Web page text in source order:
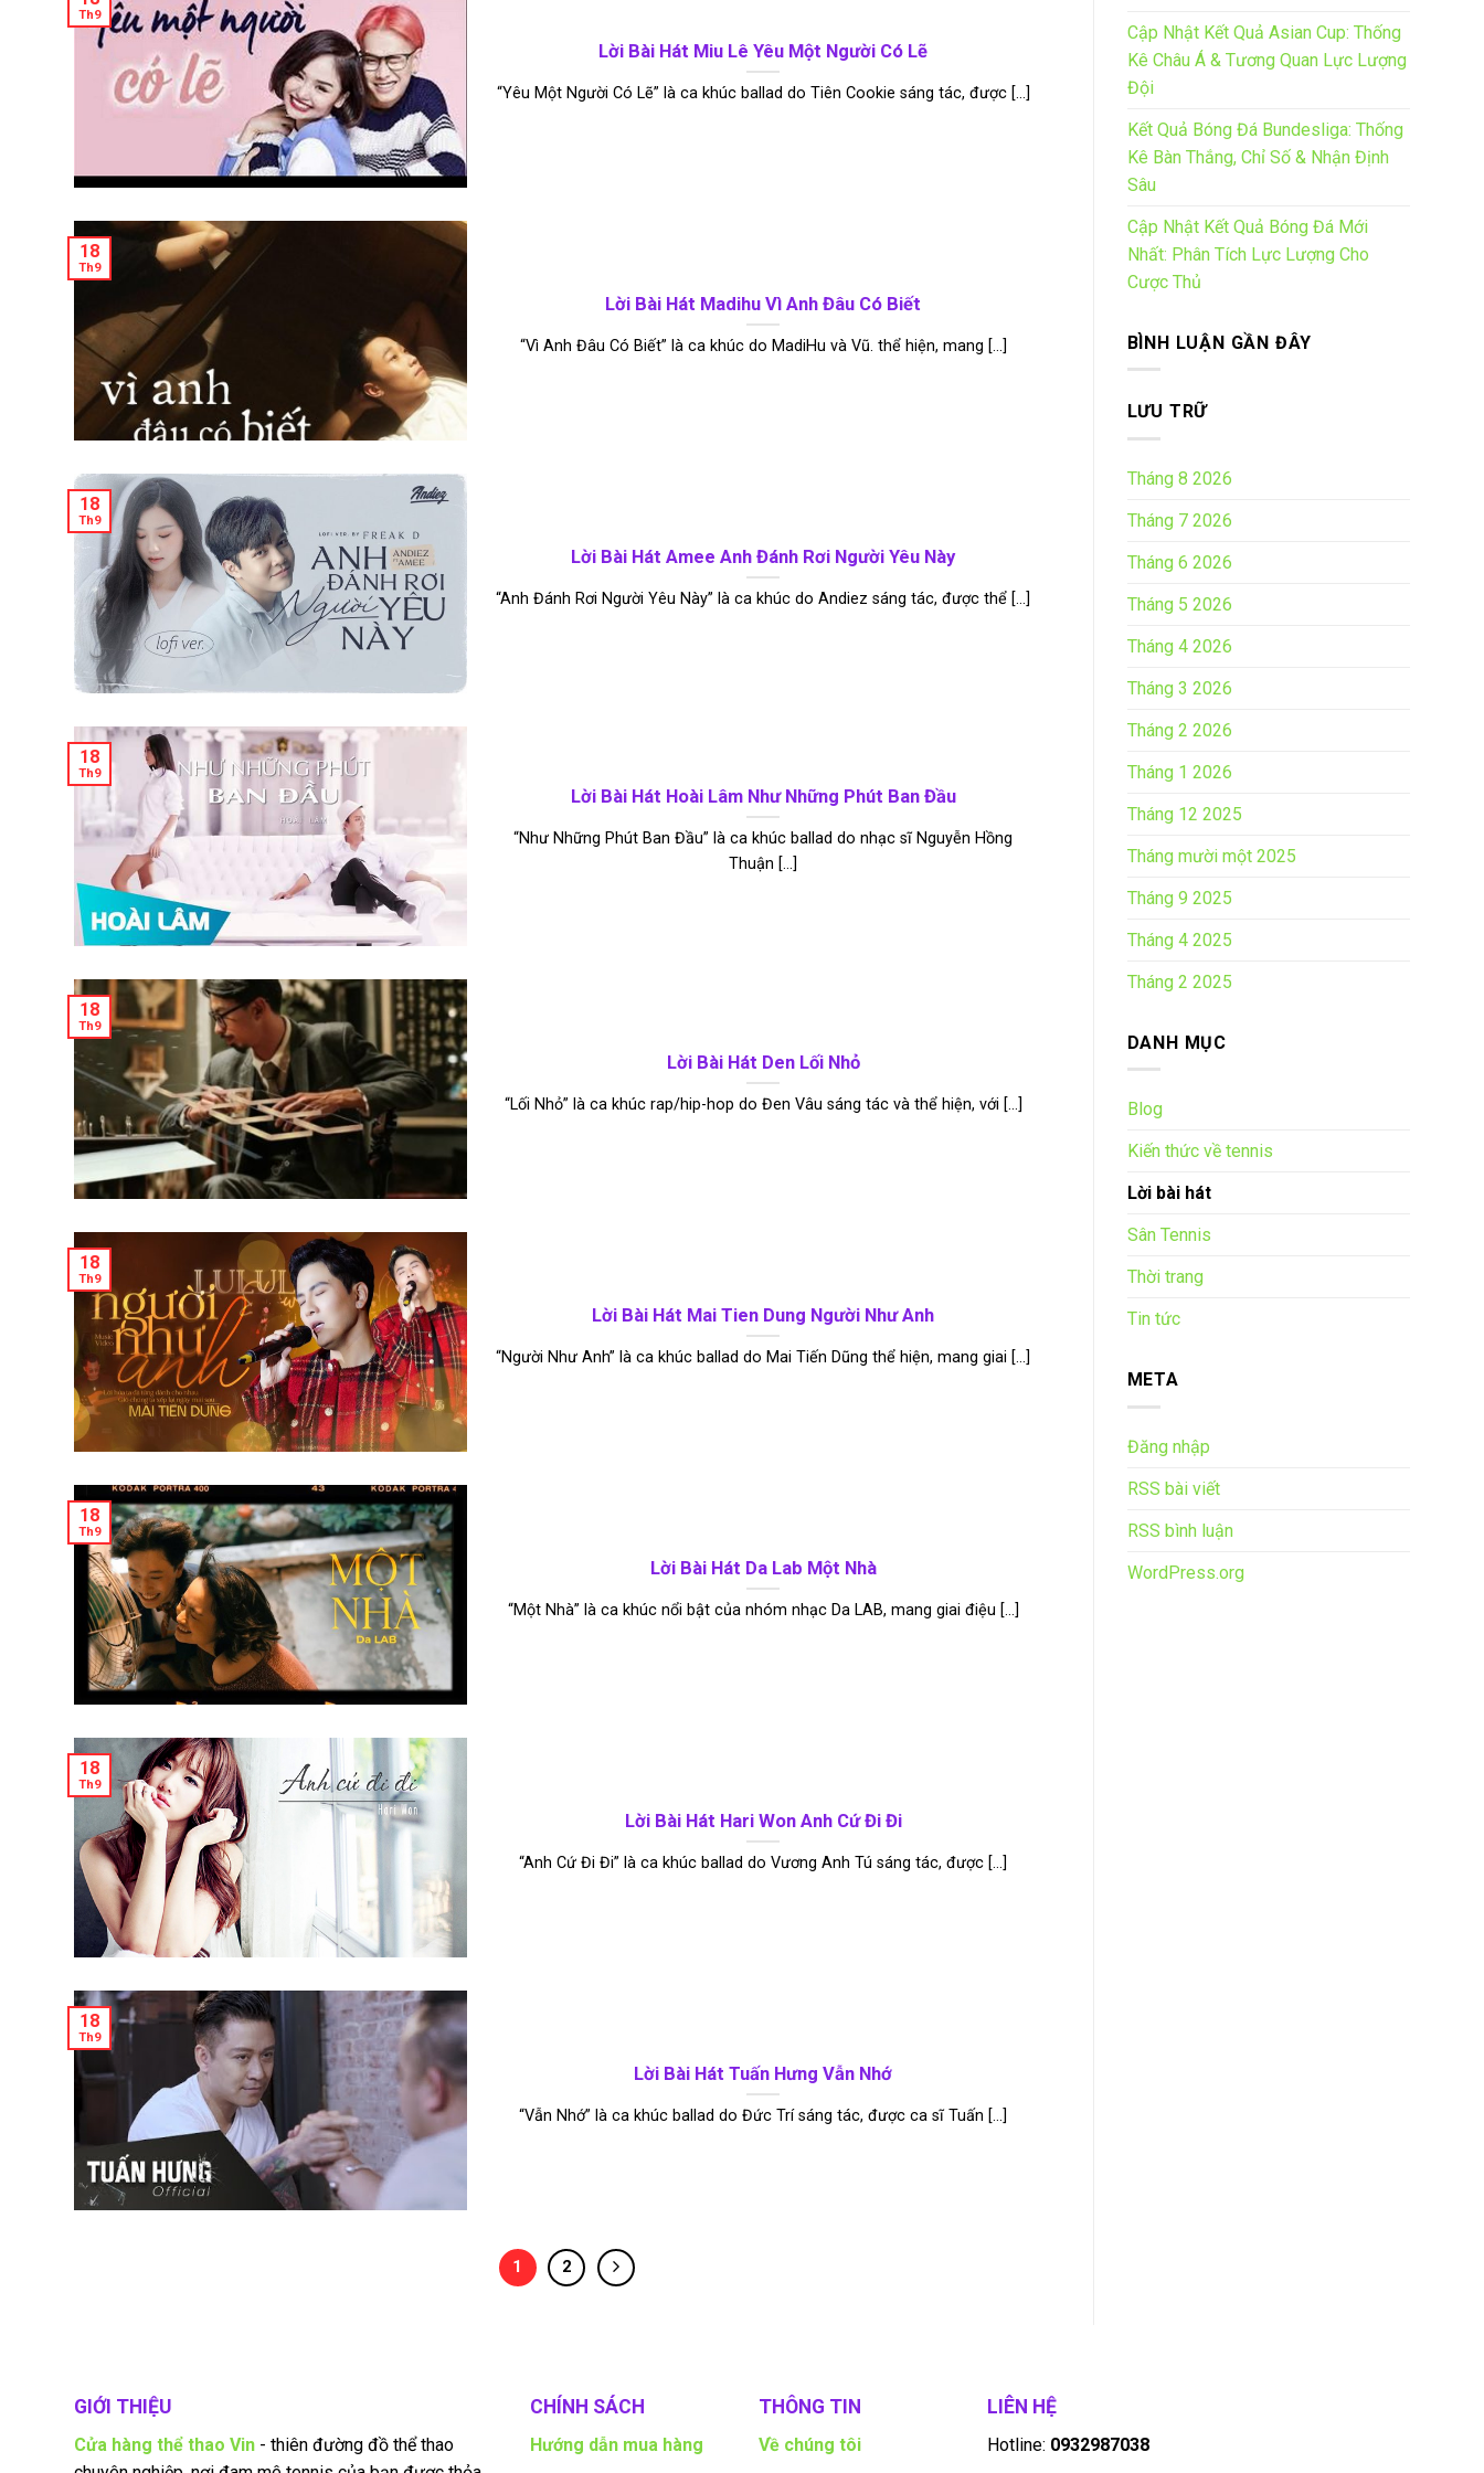
Lời Bài Hát Miu Lê Yêu Một Người Có Lẽ
“Yêu Một Người Có Lẽ” là ca khúc ballad do Tiên Cookie sáng tác, được [...]
Th9
Lời Bài Hát Madihu Vì Anh Đâu Có Biết
“Vì Anh Đâu Có Biết” là ca khúc do MadiHu và Vũ. thể hiện, mang [...]
18
Th9
Lời Bài Hát Amee Anh Đánh Rơi Người Yêu Này
“Anh Đánh Rơi Người Yêu Này” là ca khúc do Andiez sáng tác, được thể [...]
18
Th9
Lời Bài Hát Hoài Lâm Như Những Phút Ban Đầu
“Như Những Phút Ban Đầu” là ca khúc ballad do nhạc sĩ Nguyễn Hồng
Thuận [...]
18
Th9
Lời Bài Hát Den Lối Nhỏ
“Lối Nhỏ” là ca khúc rap/hip-hop do Đen Vâu sáng tác và thể hiện, với [...]
18
Th9
Lời Bài Hát Mai Tien Dung Người Như Anh
“Người Như Anh” là ca khúc ballad do Mai Tiến Dũng thể hiện, mang giai [...]
18
Th9
Lời Bài Hát Da Lab Một Nhà
“Một Nhà” là ca khúc nổi bật của nhóm nhạc Da LAB, mang giai điệu [...]
18
Th9
Lời Bài Hát Hari Won Anh Cứ Đi Đi
“Anh Cứ Đi Đi” là ca khúc ballad do Vương Anh Tú sáng tác, được [...]
18
Th9
Lời Bài Hát Tuấn Hưng Vẫn Nhớ
“Vẫn Nhớ” là ca khúc ballad do Đức Trí sáng tác, được ca sĩ Tuấn [...]
18
Th9
1 2
Cập Nhật Kết Quả Asian Cup: Thống
Kê Châu Á & Tương Quan Lực Lượng
Đội
Kết Quả Bóng Đá Bundesliga: Thống
Kê Bàn Thắng, Chỉ Số & Nhận Định
Sâu
Cập Nhật Kết Quả Bóng Đá Mới
Nhất: Phân Tích Lực Lượng Cho
Cược Thủ
BÌNH LUẬN GẦN ĐÂY
LƯU TRỮ
Tháng 8 2026
Tháng 7 2026
Tháng 6 2026
Tháng 5 2026
Tháng 4 2026
Tháng 3 2026
Tháng 2 2026
Tháng 1 2026
Tháng 12 2025
Tháng mười một 2025
Tháng 9 2025
Tháng 4 2025
Tháng 2 2025
DANH MỤC
Blog
Kiến thức về tennis
Lời bài hát
Sân Tennis
Thời trang
Tin tức
META
Đăng nhập
RSS bài viết
RSS bình luận
WordPress.org
GIỚI THIỆU
Cửa hàng thể thao Vin - thiên đường đồ thể thao
CHÍNH SÁCH
Hướng dẫn mua hàng
THÔNG TIN
Về chúng tôi
LIÊN HỆ
Hotline: 0932987038